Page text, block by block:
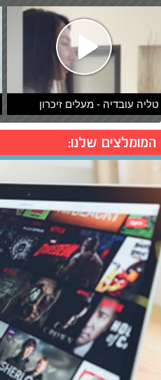
טליה עובדיה - מעלים זיכרון
המומלצים שלנו: